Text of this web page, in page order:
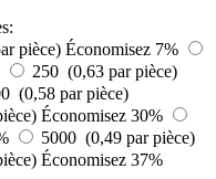
pièce) Économisez 7%
250 (0,63 par pièce)
(0,58 par pièce)
Économisez 30%
5000 (0,49 par pièce)
Économisez 37%